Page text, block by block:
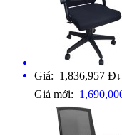
Giá: 1,836,957 Đ ↓
Giá mới: